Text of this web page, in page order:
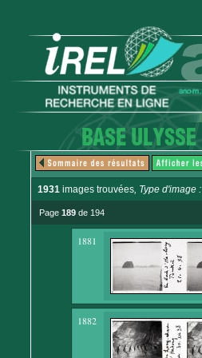
1931 images trouvées, Type d'image :
Page 189 de 194
1881
1882